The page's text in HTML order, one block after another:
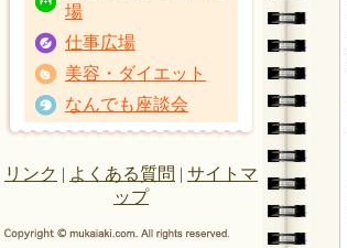
場
仕事広場
美容・ダイエット
なんでも座談会
リンク | よくある質問 | サイトマ
ップ